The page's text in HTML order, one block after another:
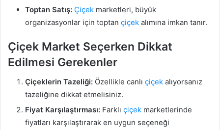
Toptan Satış: Çiçek marketleri, büyük
organizasyonlar için toptan çiçek alımına imkan tanır.
Çiçek Market Seçerken Dikkat
Edilmesi Gerekenler
Çiçeklerin Tazeliği: Özellikle canlı çiçek alıyorsanız
tazeliğine dikkat etmelisiniz.
Fiyat Karşılaştırması: Farklı çiçek marketlerinde
fiyatları karşılaştırarak en uygun seçeneği